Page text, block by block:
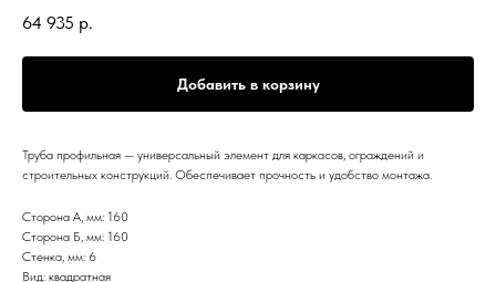
64 935 р.
Добавить в корзину
Труба профильная — универсальный элемент для каркасов, ограждений и
строительных конструкций. Обеспечивает прочность и удобство монтажа.
Сторона А, мм: 160
Сторона Б, мм: 160
Стенка, мм: 6
Вид: квадратная